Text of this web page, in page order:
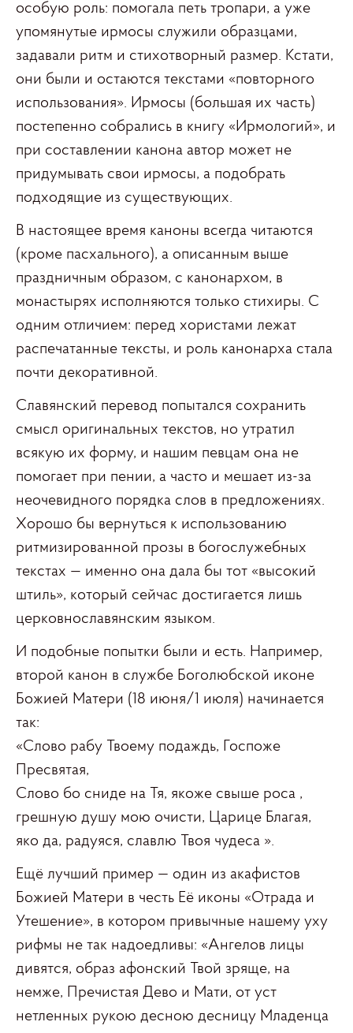
особую роль: помогала петь тропари, а уже
упомянутые ирмосы служили образцами,
задавали ритм и стихотворный размер. Кстати,
они были и остаются текстами «повторного
использования». Ирмосы (большая их часть)
постепенно собрались в книгу «Ирмологий», и
при составлении канона автор может не
придумывать свои ирмосы, а подобрать
подходящие из существующих.
В настоящее время каноны всегда читаются
(кроме пасхального), а описанным выше
праздничным образом, с канонархом, в
монастырях исполняются только стихиры. С
одним отличием: перед хористами лежат
распечатанные тексты, и роль канонарха стала
почти декоративной.
Славянский перевод попытался сохранить
смысл оригинальных текстов, но утратил
всякую их форму, и нашим певцам она не
помогает при пении, а часто и мешает из-за
неочевидного порядка слов в предложениях.
Хорошо бы вернуться к использованию
ритмизированной прозы в богослужебных
текстах — именно она дала бы тот «высокий
штиль», который сейчас достигается лишь
церковнославянским языком.
И подобные попытки были и есть. Например,
второй канон в службе Боголюбской иконе
Божией Матери (18 июня/1 июля) начинается
так:
«Слово рабу Твоему подаждь, Госпоже
Пресвятая,
Слово бо сниде на Тя, якоже свыше роса ,
грешную душу мою очисти, Царице Благая,
яко да, радуяся, славлю Твоя чудеса ».
Ещё лучший пример — один из акафистов
Божией Матери в честь Её иконы «Отрада и
Утешение», в котором привычные нашему уху
рифмы не так надоедливы: «Ангелов лицы
дивятся, образ афонский Твой зряще, на
немже, Пречистая Дево и Мати, от уст
нетленных рукою десною десницу Младенца